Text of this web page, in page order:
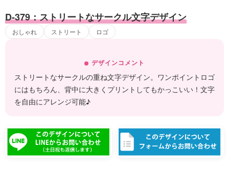
D-379：ストリートなサークル文字デザイン
おしゃれ ストリート ロゴ
デザインコメント
ストリートなサークルの重ね文字デザイン。ワンポイントロゴ
にはもちろん、背中に大きくプリントしてもかっこいい！文字
を自由にアレンジ可能♪